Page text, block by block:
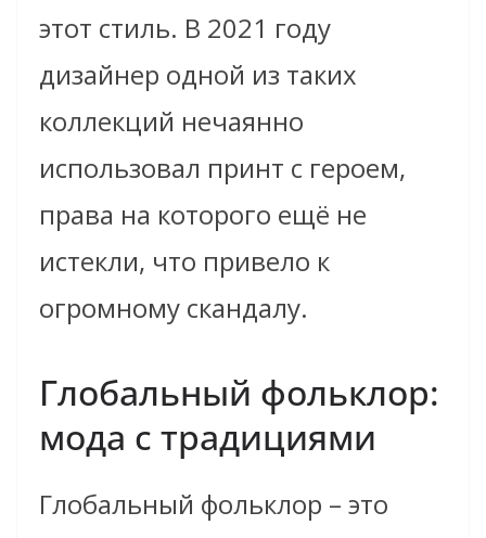
этот стиль. В 2021 году
дизайнер одной из таких
коллекций нечаянно
использовал принт с героем,
права на которого ещё не
истекли, что привело к
огромному скандалу.
Глобальный фольклор:
мода с традициями
Глобальный фольклор – это